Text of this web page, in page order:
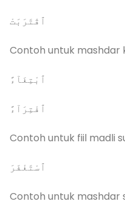
ٱقْتَرَبَتْ
Contoh untuk mashdar
ٱبْتِغَآءً
ٱفْتِرَآءً
Contoh untuk fiil madli
ٱسْتَغْفَرَ
Contoh untuk mashdar